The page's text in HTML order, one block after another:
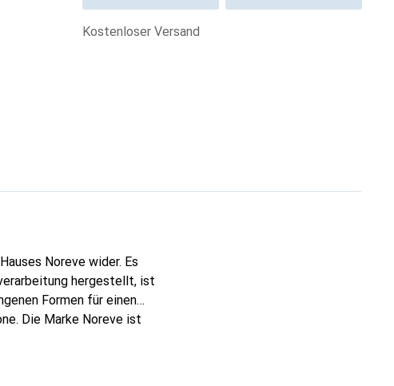
kostenloser Versand
Noreve wider. Es
hergestellt, ist
Formen für einen
Die Marke Noreve ist